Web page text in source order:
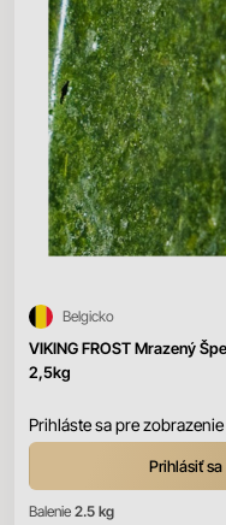
VIKING FROST Mrazený
2,5kg
Belgicko
Prihláste sa pre
Prihlásiť sa
Balenie 2.5 kg